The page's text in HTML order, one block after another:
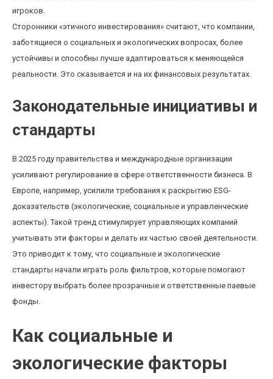
игроков.
Сторонники «этичного инвестирования» считают, что компании,
заботящиеся о социальных и экологических вопросах, более
устойчивы и способны лучше адаптироваться к меняющейся
реальности. Это сказывается и на их финансовых результатах.
Законодательные инициативы и
стандарты
В 2025 году правительства и международные организации
усиливают регулирование в сфере ответственности бизнеса. В
Европе, например, усилили требования к раскрытию ESG-
доказательств (экологические, социальные и управленческие
аспекты). Такой тренд стимулирует управляющих компаний
учитывать эти факторы и делать их частью своей деятельности.
Это приводит к тому, что социальные и экологические
стандарты начали играть роль фильтров, которые помогают
инвестору выбрать более прозрачные и ответственные паевые
фонды.
Как социальные и
экологические факторы